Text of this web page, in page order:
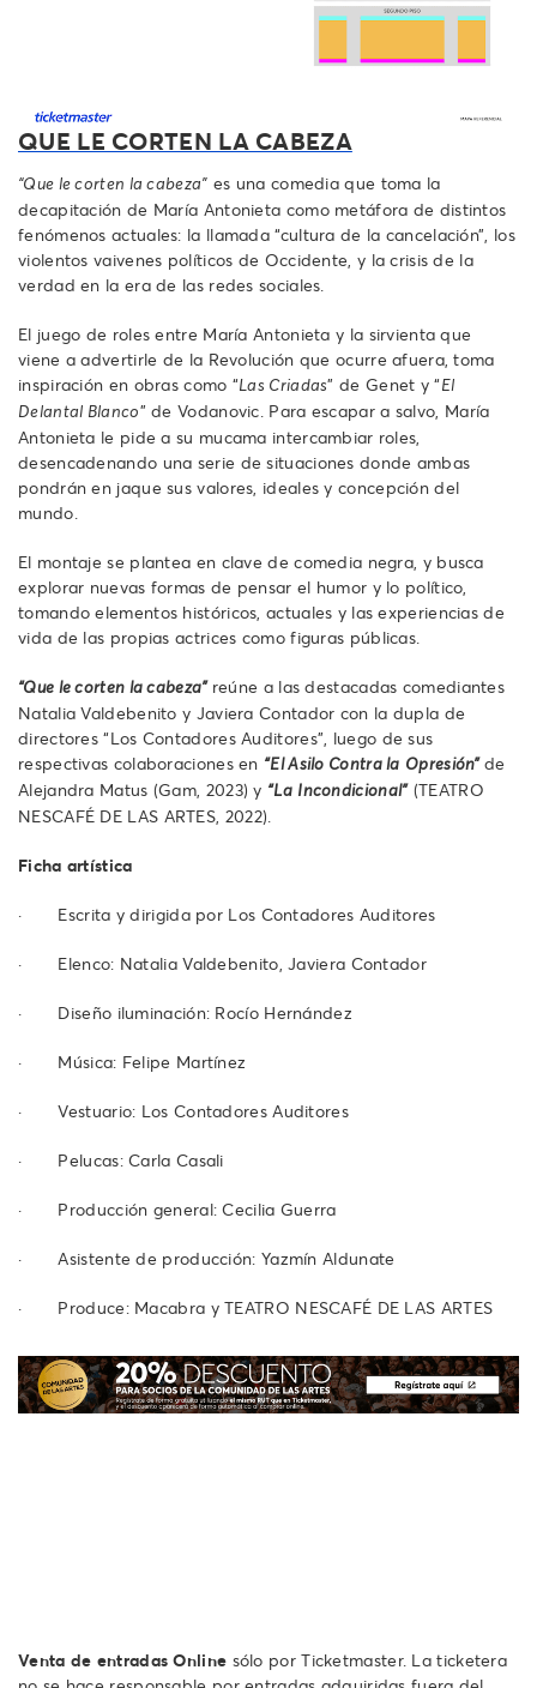
QUE LE CORTEN LA CABEZA
“Que le corten la cabeza” es una comedia que toma la
decapitación de María Antonieta como metáfora de distintos
fenómenos actuales: la llamada “cultura de la cancelación”, los
violentos vaivenes políticos de Occidente, y la crisis de la
verdad en la era de las redes sociales.
El juego de roles entre María Antonieta y la sirvienta que
viene a advertirle de la Revolución que ocurre afuera, toma
inspiración en obras como “Las Criadas” de Genet y “El
Delantal Blanco” de Vodanovic. Para escapar a salvo, María
Antonieta le pide a su mucama intercambiar roles,
desencadenando una serie de situaciones donde ambas
pondrán en jaque sus valores, ideales y concepción del
mundo.
El montaje se plantea en clave de comedia negra, y busca
explorar nuevas formas de pensar el humor y lo político,
tomando elementos históricos, actuales y las experiencias de
vida de las propias actrices como figuras públicas.
“Que le corten la cabeza” reúne a las destacadas comediantes
Natalia Valdebenito y Javiera Contador con la dupla de
directores “Los Contadores Auditores”, luego de sus
respectivas colaboraciones en “El Asilo Contra la Opresión”de
Alejandra Matus (Gam, 2023) y “La Incondicional”(TEATRO
NESCAFÉ DE LAS ARTES, 2022).
Ficha artística
· Escrita y dirigida por Los Contadores Auditores
· Elenco: Natalia Valdebenito, Javiera Contador
· Diseño iluminación: Rocío Hernández
· Música: Felipe Martínez
· Vestuario: Los Contadores Auditores
· Pelucas: Carla Casali
· Producción general: Cecilia Guerra
· Asistente de producción: Yazmín Aldunate
· Produce: Macabra y TEATRO NESCAFÉ DE LAS ARTES
Venta de entradas Online sólo por Ticketmaster. La ticketera